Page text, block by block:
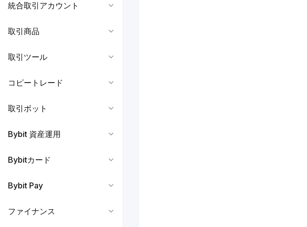
統合取引アカウント
取引商品
取引ツール
コピートレード
取引ボット
Bybit 資産運用
Bybitカード
Bybit Pay
ファイナンス